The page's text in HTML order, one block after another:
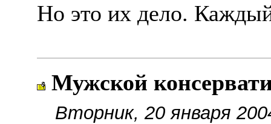
Но это их дело.
Мужской
Вторник, 20 января